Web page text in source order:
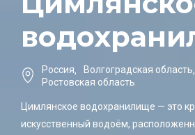
Россия, Волгоградская область,
Ростовская область
Цимлянское водохранилище — это
искусственный водоём,